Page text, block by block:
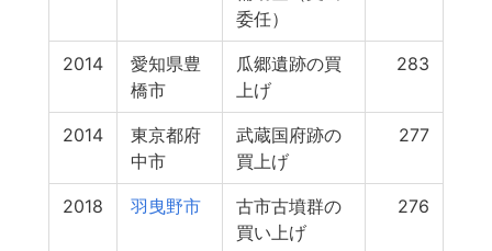
委任）
2014
愛知県豊
橋市
瓜郷遺跡の買
上げ
283
2014
東京都府
中市
武蔵国府跡の
買上げ
277
2018 羽曳野市
古市古墳群の
買い上げ
276